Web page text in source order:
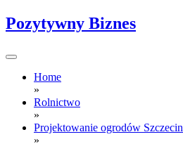
Skip
to
Pozytywny Biznes
Home
»
Rolnictwo
»
Projektowanie ogrodów Szczecin
»